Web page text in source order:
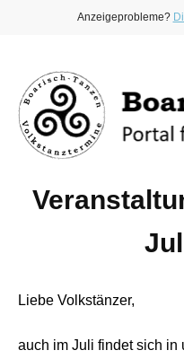
Anzeigeprobleme?
Liebe Volkstänzer,
auch im Juli findet sich in